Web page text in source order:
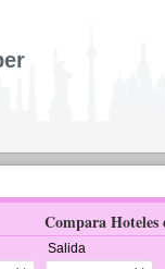
Compara
Salida